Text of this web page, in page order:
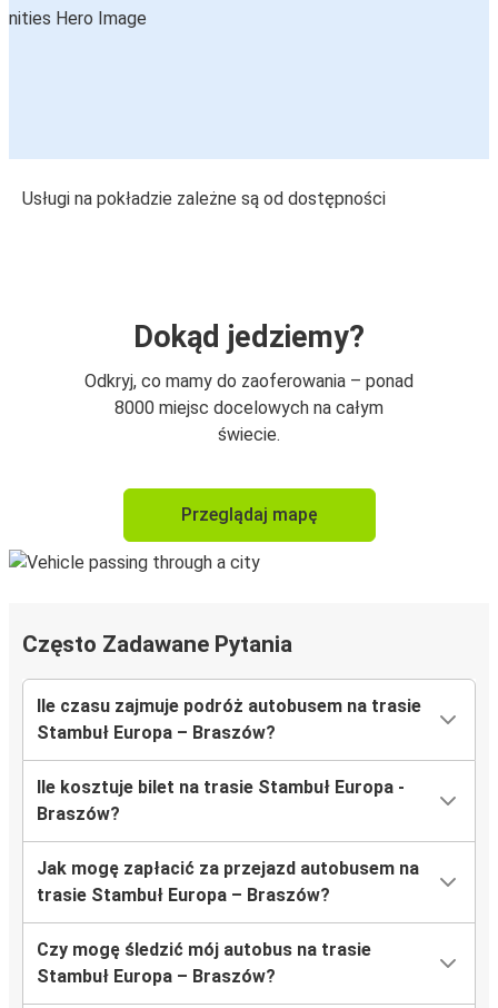
Usługi na pokładzie zależne są od dostępności
Dokąd jedziemy?
Odkryj, co mamy do zaoferowania – ponad
8000 miejsc docelowych na całym
świecie.
Przeglądaj mapę
Często Zadawane Pytania
Ile czasu zajmuje podróż autobusem na trasie
Stambuł Europa – Braszów?
Ile kosztuje bilet na trasie Stambuł Europa -
Braszów?
Jak mogę zapłacić za przejazd autobusem na
trasie Stambuł Europa – Braszów?
Czy mogę śledzić mój autobus na trasie
Stambuł Europa – Braszów?